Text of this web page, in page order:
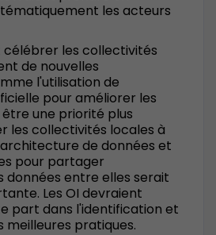
les acteurs
célébrer les collectivités
de nouvelles
l'utilisation de
pour améliorer les
une priorité plus
les collectivités locales à
de données et
pour partager
entre elles serait
Les OI devraient
part dans l'identification et
meilleures pratiques.